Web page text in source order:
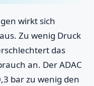
wirkt sich
Zu wenig Druck
das
an. Der ADAC
bar zu wenig den